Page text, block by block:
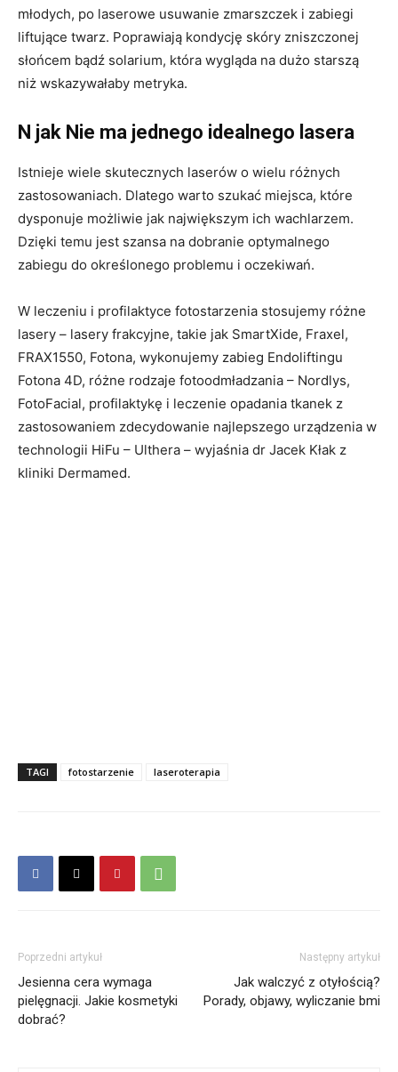
młodych, po laserowe usuwanie zmarszczek i zabiegi
liftujące twarz. Poprawiają kondycję skóry zniszczonej
słońcem bądź solarium, która wygląda na dużo starszą
niż wskazywałaby metryka.
N jak Nie ma jednego idealnego lasera
Istnieje wiele skutecznych laserów o wielu różnych
zastosowaniach. Dlatego warto szukać miejsca, które
dysponuje możliwie jak największym ich wachlarzem.
Dzięki temu jest szansa na dobranie optymalnego
zabiegu do określonego problemu i oczekiwań.
W leczeniu i profilaktyce fotostarzenia stosujemy różne
lasery – lasery frakcyjne, takie jak SmartXide, Fraxel,
FRAX1550, Fotona, wykonujemy zabieg Endoliftingu
Fotona 4D, różne rodzaje fotoodmładzania – Nordlys,
FotoFacial, profilaktykę i leczenie opadania tkanek z
zastosowaniem zdecydowanie najlepszego urządzenia w
technologii HiFu – Ulthera – wyjaśnia dr Jacek Kłak z
kliniki Dermamed.
TAGI fotostarzenie laseroterapia
Poprzedni artykuł
Jesienna cera wymaga
pielęgnacji. Jakie kosmetyki
dobrać?
Następny artykuł
Jak walczyć z otyłością?
Porady, objawy, wyliczanie bmi